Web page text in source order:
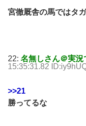
宮徹厩舎の馬ではタ
22: 名無しさん＠実況
15:35:31.82
>>21
勝ってるな